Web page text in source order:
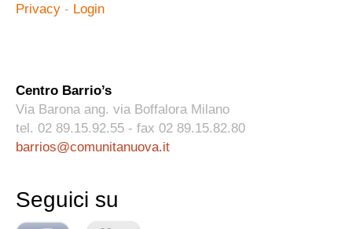
Privacy - Login
Centro Barrio’s
Via Barona ang. via Boffalora Milano
tel. 02 89.15.92.55 - fax 02 89.15.82.80
barrios@comunitanuova.it
Seguici su